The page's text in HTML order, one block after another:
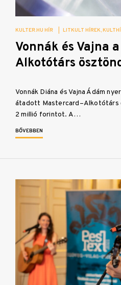
KULTER.HU HÍR LITKULT HÍREK
Vonnák és Vajna
Alkotótárs
Vonnák Diána és Vajna Ádám
átadott Mastercard–Alkotótárs
2 millió forintot. A…
BŐVEBBEN